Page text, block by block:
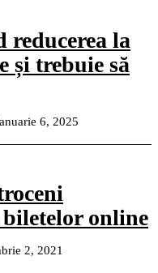
la
și trebuie să
6, 2025
biletelor online
2, 2021